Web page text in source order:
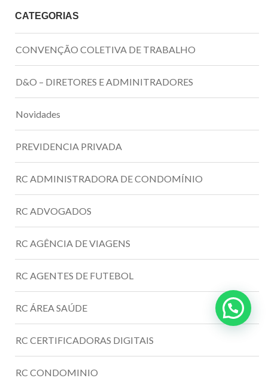
CATEGORIAS
CONVENÇÃO COLETIVA DE TRABALHO
D&O – DIRETORES E ADMINITRADORES
Novidades
PREVIDENCIA PRIVADA
RC ADMINISTRADORA DE CONDOMÍNIO
RC ADVOGADOS
RC AGÊNCIA DE VIAGENS
RC AGENTES DE FUTEBOL
RC ÁREA SAÚDE
RC CERTIFICADORAS DIGITAIS
RC CONDOMINIO